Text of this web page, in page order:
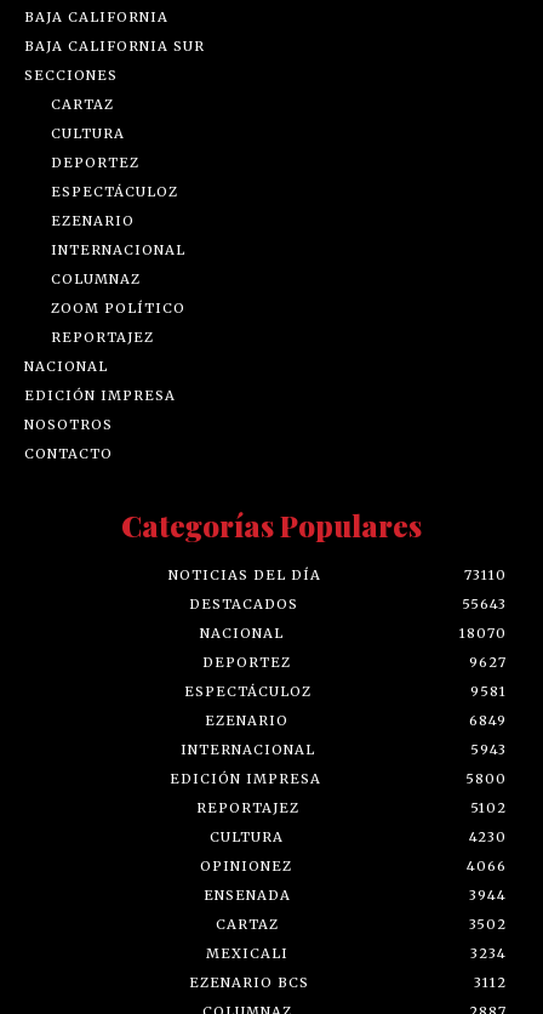
BAJA CALIFORNIA
BAJA CALIFORNIA SUR
SECCIONES
CARTAZ
CULTURA
DEPORTEZ
ESPECTÁCULOZ
EZENARIO
INTERNACIONAL
COLUMNAZ
ZOOM POLÍTICO
REPORTAJEZ
NACIONAL
EDICIÓN IMPRESA
NOSOTROS
CONTACTO
Categorías Populares
NOTICIAS DEL DÍA
73110
DESTACADOS
55643
NACIONAL
18070
DEPORTEZ
9627
ESPECTÁCULOZ
9581
EZENARIO
6849
INTERNACIONAL
5943
EDICIÓN IMPRESA
5800
REPORTAJEZ
5102
CULTURA
4230
OPINIONEZ
4066
ENSENADA
3944
CARTAZ
3502
MEXICALI
3234
EZENARIO BCS
3112